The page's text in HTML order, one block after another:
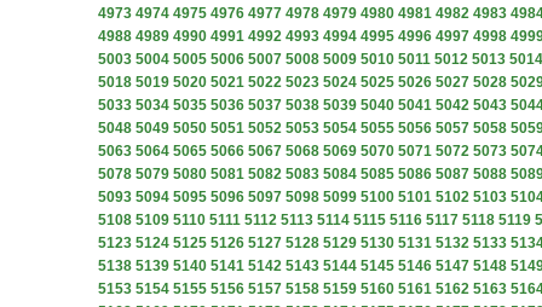
4973 4974 4975 4976 4977 4978 4979 4980 4981 4982 4983
4988 4989 4990 4991 4992 4993 4994 4995 4996 4997 4998
5003 5004 5005 5006 5007 5008 5009 5010 5011 5012 5013 5014
5018 5019 5020 5021 5022 5023 5024 5025 5026 5027 5028
5033 5034 5035 5036 5037 5038 5039 5040 5041 5042 5043
5048 5049 5050 5051 5052 5053 5054 5055 5056 5057 5058
5063 5064 5065 5066 5067 5068 5069 5070 5071 5072 5073
5078 5079 5080 5081 5082 5083 5084 5085 5086 5087 5088
5093 5094 5095 5096 5097 5098 5099 5100 5101 5102 5103
5108 5109 5110 5111 5112 5113 5114 5115 5116 5117 5118 5119
5123 5124 5125 5126 5127 5128 5129 5130 5131 5132 5133
5138 5139 5140 5141 5142 5143 5144 5145 5146 5147 5148
5153 5154 5155 5156 5157 5158 5159 5160 5161 5162 5163